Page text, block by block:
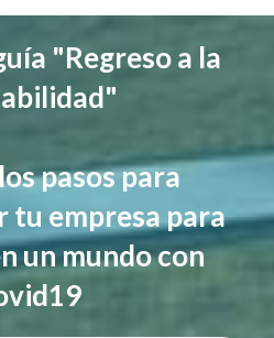
"Regreso a la
pasos para
empresa para
un mundo con